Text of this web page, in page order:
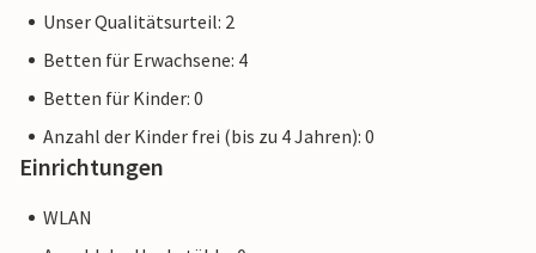
Unser Qualitätsurteil: 2
Betten für Erwachsene: 4
Betten für Kinder: 0
Anzahl der Kinder frei (bis zu 4 Jahren): 0
Einrichtungen
WLAN